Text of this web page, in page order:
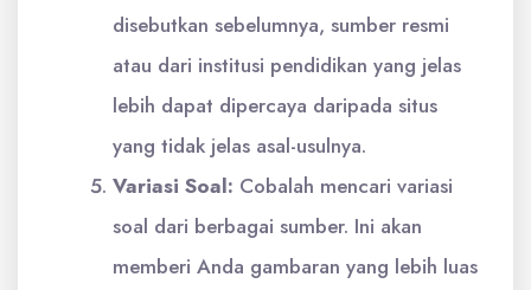
disebutkan sebelumnya, sumber resmi
atau dari institusi pendidikan yang jelas
lebih dapat dipercaya daripada situs
yang tidak jelas asal-usulnya.
Variasi Soal: Cobalah mencari variasi
soal dari berbagai sumber. Ini akan
memberi Anda gambaran yang lebih luas